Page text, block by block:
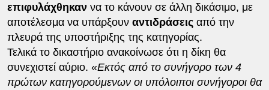
επιφυλάχθηκαν να το κάνουν σε άλλη δικάσιμο, με
αποτέλεσμα να υπάρξουν αντιδράσειςαπό την
πλευρά της υποστήριξης της κατηγορίας.
Τελικά το δικαστήριο ανακοίνωσε ότι η δίκη θα
συνεχιστεί αύριο. «Εκτός από το συνήγορο των 4
πρώτων κατηγορούμενων οι υπόλοιποι συνήγοροι θα